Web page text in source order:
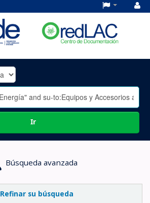
Ir
Búsqueda avanzada
Refinar su búsqueda